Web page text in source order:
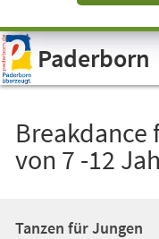
Visuelle
Assistenzsoftware
öffnen.Paderborn
Breakdance
von 7 -12
Tanzen für Jungen